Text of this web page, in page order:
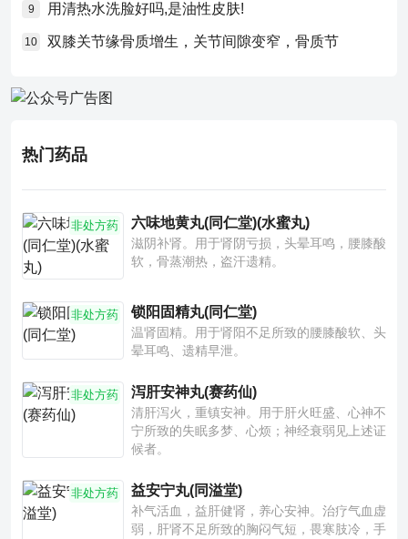
9 用清热水洗脸好吗,是油性皮肤!
10 双膝关节缘骨质增生，关节间隙变窄，骨质节
热门药品
非处方药 六味地黄丸(同仁堂)(水蜜丸)
滋阴补肾。用于肾阴亏损，头晕耳鸣，腰膝酸
软，骨蒸潮热，盗汗遗精。
非处方药 锁阳固精丸(同仁堂)
温肾固精。用于肾阳不足所致的腰膝酸软、头
晕耳鸣、遗精早泄。
非处方药 泻肝安神丸(赛药仙)
清肝泻火，重镇安神。用于肝火旺盛、心神不
宁所致的失眠多梦、心烦；神经衰弱见上述证
候者。
非处方药 益安宁丸(同溢堂)
补气活血，益肝健肾，养心安神。治疗气血虚
弱，肝肾不足所致的胸闷气短，畏寒肢冷，手